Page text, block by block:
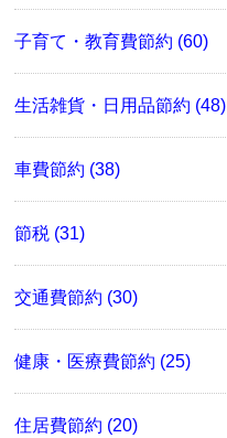
子育て・教育費節約 (60)
生活雑貨・日用品節約 (48)
車費節約 (38)
節税 (31)
交通費節約 (30)
健康・医療費節約 (25)
住居費節約 (20)